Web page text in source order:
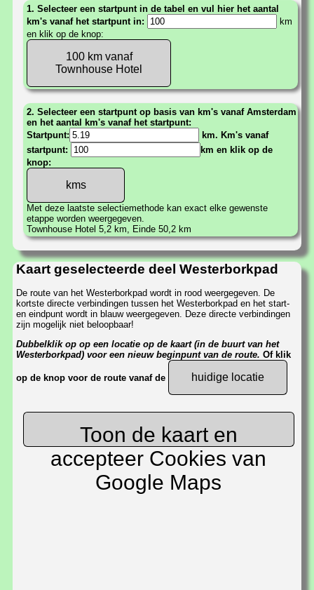
1. Selecteer een startpunt in de tabel en vul hier het aantal
km's vanaf het startpunt in:
km
en klik op de knop:
100 km vanaf
Townhouse Hotel
2. Selecteer een startpunt op basis van km's vanaf Amsterdam
en het aantal km's vanaf het startpunt:
Startpunt:
km. Km's vanaf
startpunt:
km en klik op de
knop:
Met deze laatste selectiemethode kan exact elke gewenste
etappe worden weergegeven.
Townhouse Hotel 5,2 km, Einde 50,2 km
Kaart geselecteerde deel Westerborkpad
De route van het Westerborkpad wordt in rood weergegeven. De
kortste directe verbindingen tussen het Westerborkpad en het start-
en eindpunt wordt in blauw weergegeven. Deze directe verbindingen
zijn mogelijk niet beloopbaar!
Dubbelklik op op een locatie op de kaart (in de buurt van het
Westerborkpad) voor een nieuw beginpunt van de route. Of klik
op de knop voor de route vanaf de huidige locatie
Toon de kaart en
accepteer Cookies van
Google Maps